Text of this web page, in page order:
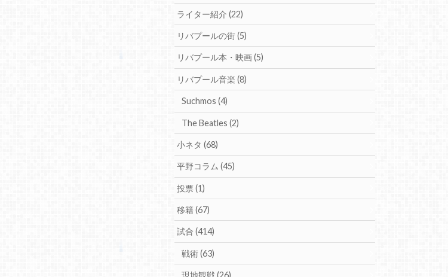
ライター紹介(22)
リバプールの街(5)
リバプール本・映画(5)
リバプール音楽(8)
Suchmos (4)
The Beatles (2)
小ネタ(68)
平野コラム(45)
投票(1)
移籍(67)
試合(414)
戦術(63)